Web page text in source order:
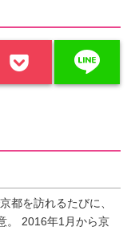
line
都を訪れるたびに、
。 2016年1月から京